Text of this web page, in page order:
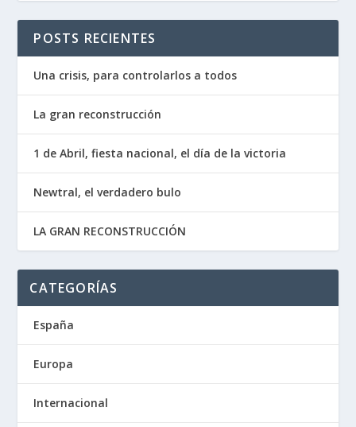
POSTS RECIENTES
Una crisis, para controlarlos a todos
La gran reconstrucción
1 de Abril, fiesta nacional, el día de la victoria
Newtral, el verdadero bulo
LA GRAN RECONSTRUCCIÓN
CATEGORÍAS
España
Europa
Internacional